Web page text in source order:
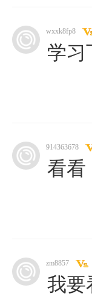
wxxk8fp8
学习
914363678
看看
zm8857
我要